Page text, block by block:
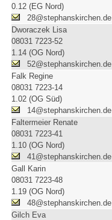
0.12 (EG Nord)
28@stephanskirchen.de
Dworaczek Lisa
08031 7223-52
1.14 (OG Nord)
52@stephanskirchen.de
Falk Regine
08031 7223-14
1.02 (OG Süd)
14@stephanskirchen.de
Faltermeier Renate
08031 7223-41
1.10 (OG Nord)
41@stephanskirchen.de
Gall Karin
08031 7223-48
1.19 (OG Nord)
48@stephanskirchen.de
Gilch Eva